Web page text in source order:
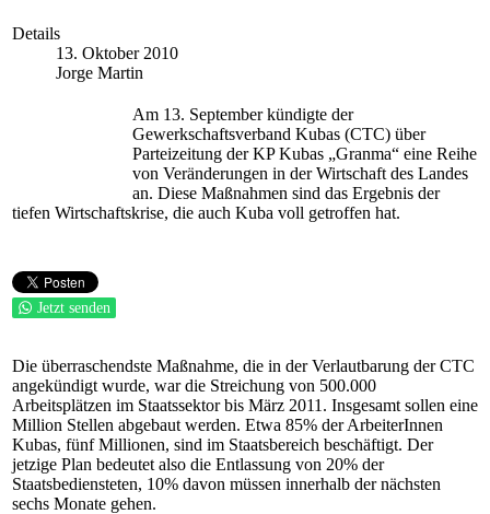
Details
13. Oktober 2010
Jorge Martin
Am 13. September kündigte der
Gewerkschaftsverband Kubas (CTC) über
Parteizeitung der KP Kubas „Granma“ eine Reihe
von Veränderungen in der Wirtschaft des Landes
an. Diese Maßnahmen sind das Ergebnis der
tiefen Wirtschaftskrise, die auch Kuba voll getroffen hat.
Jetzt senden
Die überraschendste Maßnahme, die in der Verlautbarung der CTC
angekündigt wurde, war die Streichung von 500.000
Arbeitsplätzen im Staatssektor bis März 2011. Insgesamt sollen eine
Million Stellen abgebaut werden. Etwa 85% der ArbeiterInnen
Kubas, fünf Millionen, sind im Staatsbereich beschäftigt. Der
jetzige Plan bedeutet also die Entlassung von 20% der
Staatsbediensteten, 10% davon müssen innerhalb der nächsten
sechs Monate gehen.